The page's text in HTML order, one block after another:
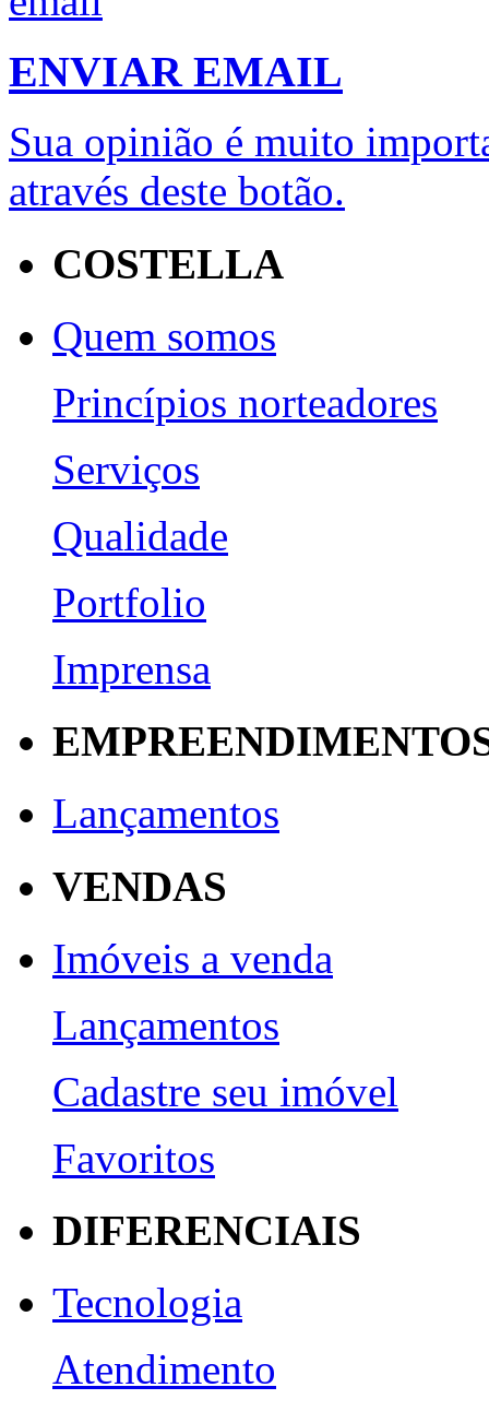
ENVIAR EMAIL
Sua opinião é muito
através deste botão.
COSTELLA
Quem somos
Princípios norteadores
Serviços
Qualidade
Portfolio
Imprensa
Lançamentos
VENDAS
Imóveis a venda
Lançamentos
Cadastre seu imóvel
Favoritos
DIFERENCIAIS
Tecnologia
Atendimento